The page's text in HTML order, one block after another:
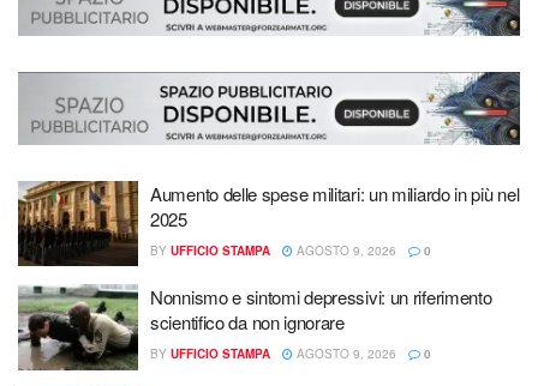
Aumento delle spese militari: un miliardo in più nel
2025
BY UFFICIO STAMPA AGOSTO 9, 2026 0
Nonnismo e sintomi depressivi: un riferimento
scientifico da non ignorare
BY UFFICIO STAMPA AGOSTO 9, 2026 0